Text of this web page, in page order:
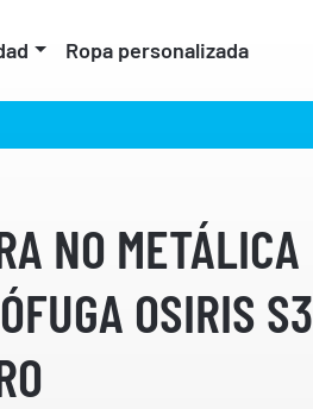
Ropa personalizada
NO METÁLICA
OSIRIS S3